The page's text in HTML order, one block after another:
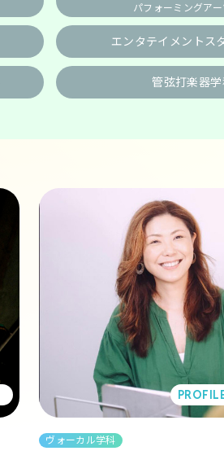
パフォーミングア
エンタテイメントス
管弦打楽器
ヴォーカル学科